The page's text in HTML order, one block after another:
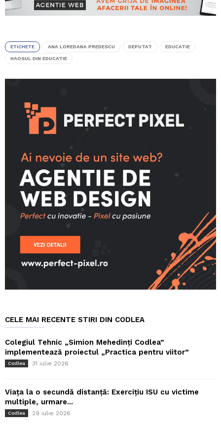
ETICHETE ANA LOREDANA PREDESCU DEPUTAT EDUCATIE
HAOSUL DIN EDUCATIE
CELE MAI RECENTE STIRI DIN CODLEA
Colegiul Tehnic „Simion Mehedinți Codlea”
implementează proiectul „Practica pentru viitor”
Codlea 31 iulie 2026
Viața la o secundă distanță: Exercițiu ISU cu victime
multiple, urmare...
Codlea 29 iulie 2026